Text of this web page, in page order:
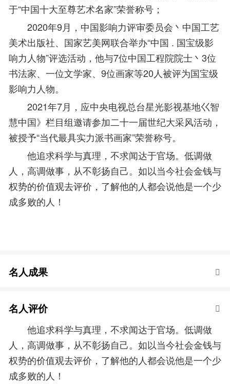
于“中国十大至尊艺术名家”荣誉称号；
2020年9月，中国影响力评审委员会丶中国工艺
美术出版社、国家艺美网联合举办“中国 . 国宝级影
响力人物”评选活动，他与7位中国工程院院士丶3位
书法家、一位文学家、9位画家等20人被评为国宝级
影响力人物。
2021年7月，应中央电视总台星光影视基地巜智
慧中国》栏目组邀请参加二十一届世纪大采风活动，
被授予“当代最具实力派书画家”荣誉称号。
他追求科学与真理，不求闻达于官场。低调做
人，高调做事，从不彰扬自己。如以当今社会金钱与
权势的价值观去评价，了解他的人都会说他是一个少
成多败的人！
名人成果
名人评价
他追求科学与真理，不求闻达于官场。低调做
人，高调做事，从不彰扬自己。如以当今社会金钱与
权势的价值观去评价，了解他的人都会说他是一个少
成多败的人！